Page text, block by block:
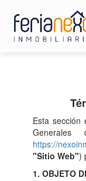
Esta sección
https://
"Sitio Web")
1. OBJETO